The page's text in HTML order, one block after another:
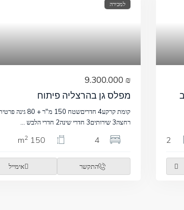
2
למכירה
₪ 9.300.000
מפלס גן בהרצליה פיתוח
רחצה3 שירותים3 חדרי שינה2 חדרי הלבש
4
150 m
2
התקשר אימייל